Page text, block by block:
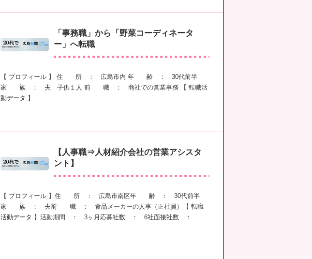
「事務職」から「野菜コーディネータ
ー」へ転職
【 プロフィール 】 住 所 ： 広島市内 年 齢 ： 30代前半
家 族 ： 夫 子供１人 前 職 ： 商社での営業事務 【 転職活
動データ 】 …
【人事職⇒人材紹介会社の営業アシスタ
ント】
【 プロフィール 】住 所 ： 広島市南区年 齢 ： 30代前半
家 族 ： 夫前 職 ： 食品メーカーの人事（正社員）【 転職
活動データ 】活動期間 ： 3ヶ月応募社数 ： 6社面接社数 ： …